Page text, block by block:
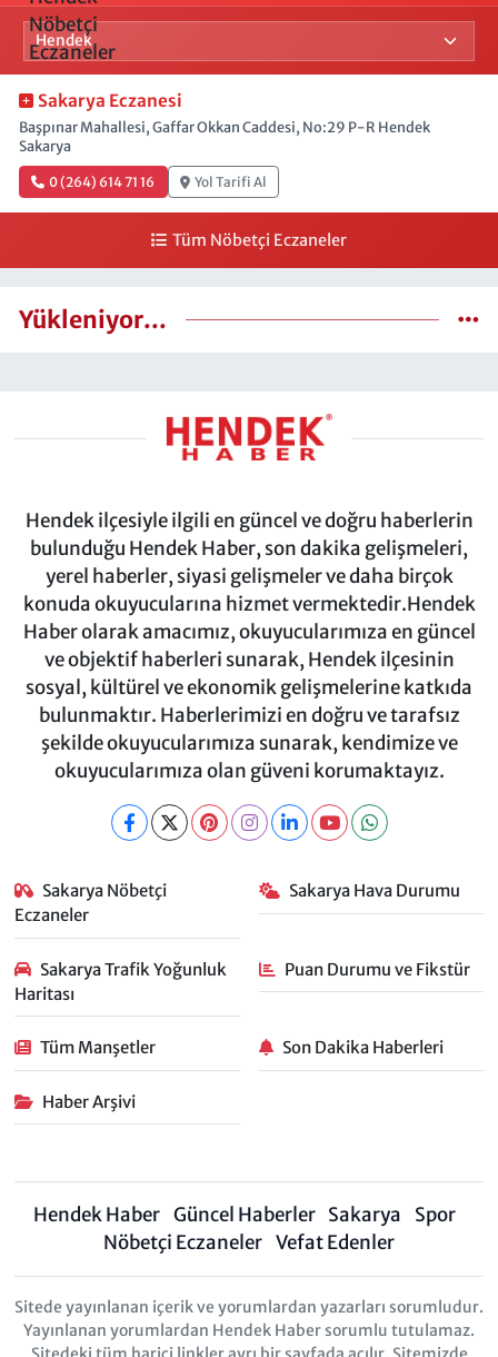
Sakarya Eczanesi
Başpınar Mahallesi, Gaffar Okkan Caddesi, No:29 P-R Hendek
Sakarya
0 (264) 614 71 16 Yol Tarifi Al
Tüm Nöbetçi Eczaneler
Yükleniyor...
Hendek ilçesiyle ilgili en güncel ve doğru haberlerin
bulunduğu Hendek Haber, son dakika gelişmeleri,
yerel haberler, siyasi gelişmeler ve daha birçok
konuda okuyucularına hizmet vermektedir.Hendek
Haber olarak amacımız, okuyucularımıza en güncel
ve objektif haberleri sunarak, Hendek ilçesinin
sosyal, kültürel ve ekonomik gelişmelerine katkıda
bulunmaktır. Haberlerimizi en doğru ve tarafsız
şekilde okuyucularımıza sunarak, kendimize ve
okuyucularımıza olan güveni korumaktayız.
Sakarya Nöbetçi
Eczaneler
Sakarya Hava Durumu
Sakarya Trafik Yoğunluk
Haritası
Puan Durumu ve Fikstür
Tüm Manşetler Son Dakika Haberleri
Haber Arşivi
Hendek Haber Güncel Haberler Sakarya
Spor
Nöbetçi Eczaneler Vefat Edenler
Sitede yayınlanan içerik ve yorumlardan yazarları sorumludur.
Yayınlanan yorumlardan Hendek Haber sorumlu tutulamaz.